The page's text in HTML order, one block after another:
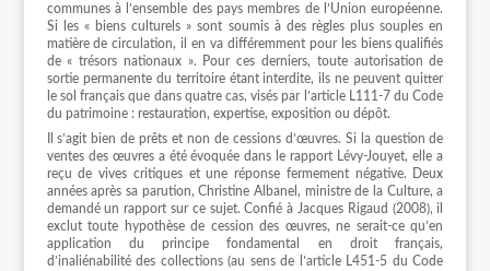
communes à l’ensemble des pays membres de l’Union européenne.
Si les « biens culturels » sont soumis à des règles plus souples en
matière de circulation, il en va différemment pour les biens qualifiés
de « trésors nationaux ». Pour ces derniers, toute autorisation de
sortie permanente du territoire étant interdite, ils ne peuvent quitter
le sol français que dans quatre cas, visés par l’article L111-7 du Code
du patrimoine : restauration, expertise, exposition ou dépôt.
Il s’agit bien de prêts et non de cessions d’œuvres. Si la question de
ventes des œuvres a été évoquée dans le rapport Lévy-Jouyet, elle a
reçu de vives critiques et une réponse fermement négative. Deux
années après sa parution, Christine Albanel, ministre de la Culture, a
demandé un rapport sur ce sujet. Confié à Jacques Rigaud (2008), il
exclut toute hypothèse de cession des œuvres, ne serait-ce qu’en
application du principe fondamental en droit français,
d’inaliénabilité des collections (au sens de l’article L451-5 du Code